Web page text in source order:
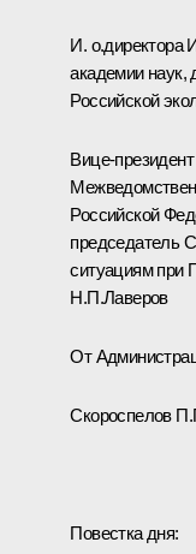
И. о.директора
академии наук,
Российской
Вице-
Российской
председатель
ситуациям
Н.П.Лаверов
От
Скороспелов
Повестка дня: